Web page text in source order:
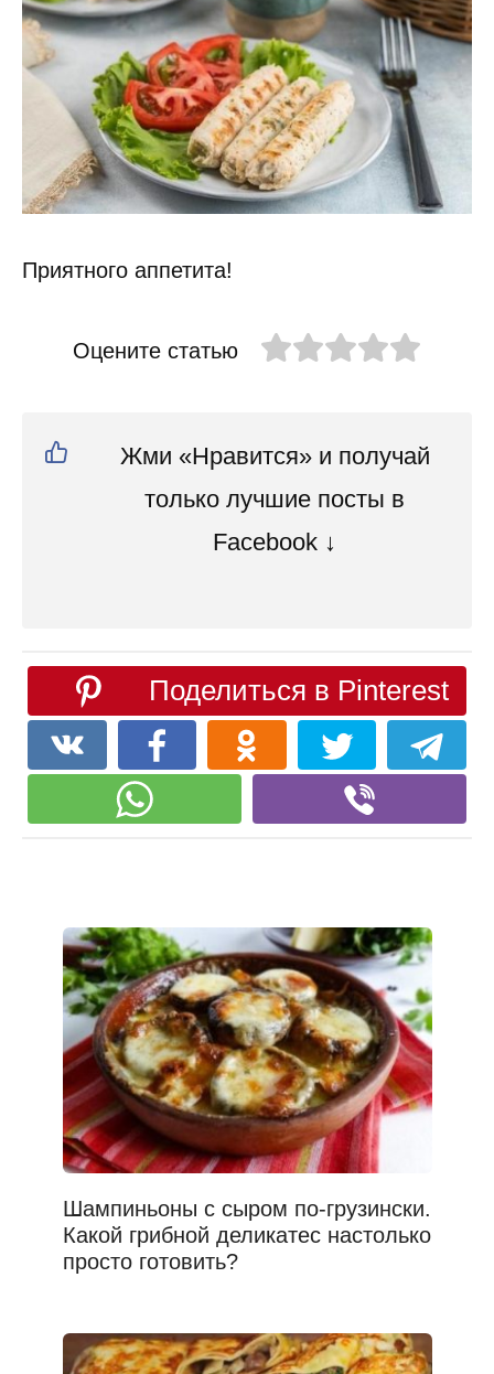
Приятного аппетита!
Оцените статью
Жми «Нравится» и получай
только лучшие посты в
Facebook ↓
Поделиться в Pinterest
Шампиньоны с сыром по-грузински.
Какой грибной деликатес настолько
просто готовить?